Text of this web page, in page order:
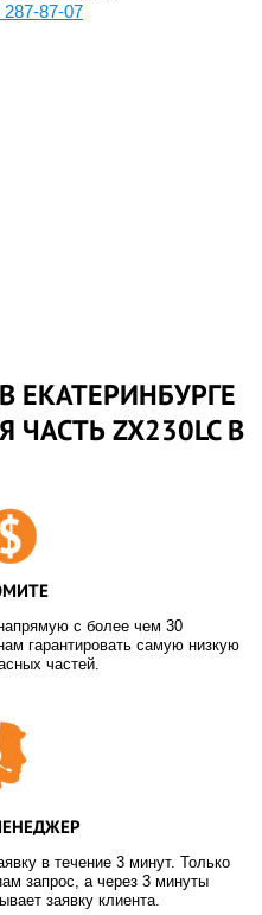
287-87-07
ЕКАТЕРИНБУРГЕ
ZX230LC В
с более чем 30
гарантировать самую низкую
частей.
в течение 3 минут. Только
запрос, а через 3 минуты
заявку клиента.